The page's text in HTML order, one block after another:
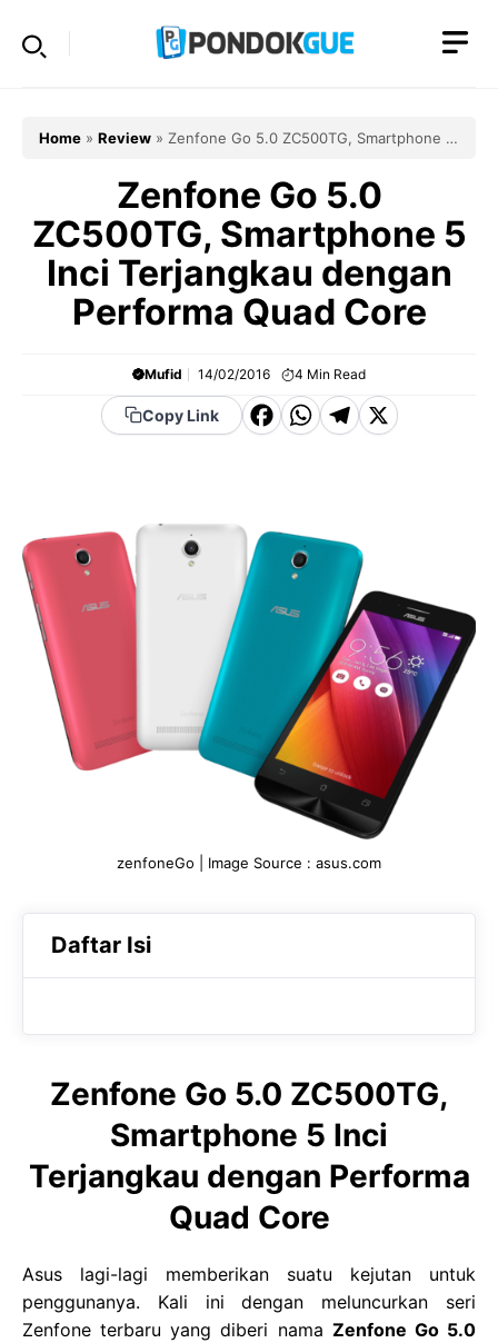
Home » Review » Zenfone Go 5.0 ZC500TG, Smartphone 5
Zenfone Go 5.0
ZC500TG, Smartphone 5
Inci Terjangkau dengan
Performa Quad Core
Mufid 14/02/2016 4 Min Read
Copy Link
F
e
b
o
W
t
s
p
T
a
m
X
zenfoneGo | Image Source : asus.com
Daftar Isi
Zenfone Go 5.0 ZC500TG,
Smartphone 5 Inci
Terjangkau dengan Performa
Quad Core
Asus lagi-lagi memberikan suatu kejutan untuk
penggunanya. Kali ini dengan meluncurkan seri
Zenfone terbaru yang diberi nama Zenfone Go 5.0